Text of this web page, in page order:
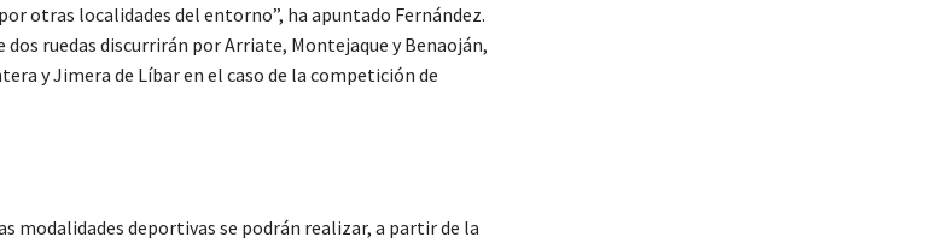
otras localidades del entorno”, ha apuntado Fernández.
dos ruedas discurrirán por Arriate, Montejaque y Benaoján,
y Jimera de Líbar en el caso de la competición de
modalidades deportivas se podrán realizar, a partir de la